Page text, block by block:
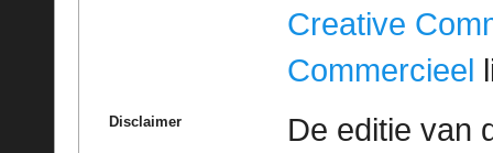
Creative
Commercieel
Disclaimer
De editie van